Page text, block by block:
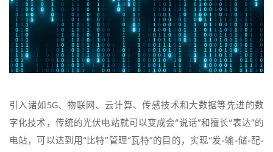
引入诸如5G、物联网、云计算、传感技术和大数据等先进的数
字化技术，传统的光伏电站就可以变成会“说话”和擅长“表达”的
电站，可以达到用“比特”管理“瓦特”的目的，实现“发-输-储-配-